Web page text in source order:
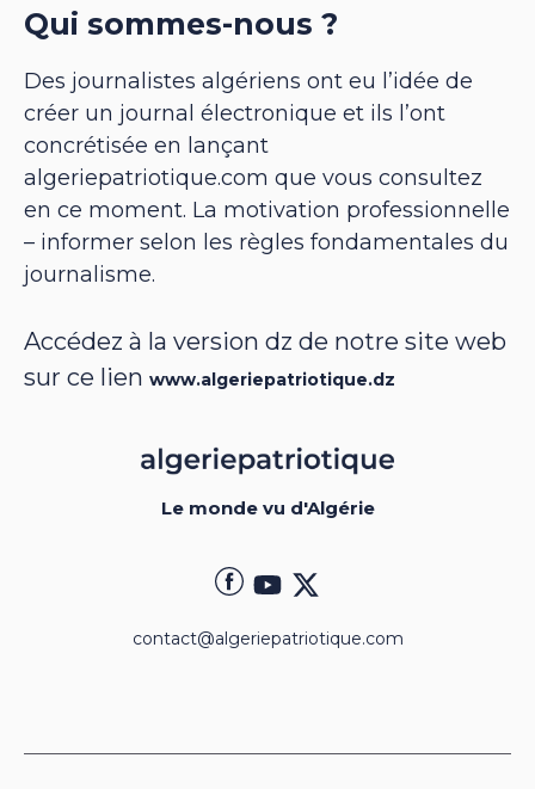
Qui sommes-nous ?
Des journalistes algériens ont eu l’idée de
créer un journal électronique et ils l’ont
concrétisée en lançant
algeriepatriotique.com que vous consultez
en ce moment. La motivation professionnelle
– informer selon les règles fondamentales du
journalisme.
Accédez à la version dz de notre site web
sur ce lien www.algeriepatriotique.dz
Le monde vu d'Algérie
contact@algeriepatriotique.com